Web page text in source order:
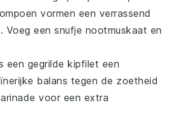
vormen een verrassend
Voeg een snufje nootmuskaat en
een gegrilde kipfilet een
balans tegen de zoetheid
voor een extra